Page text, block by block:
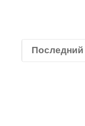
Последний